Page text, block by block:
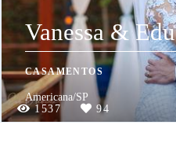
Vanessa & Edu
CASAMENTOS
Americana/SP
1537
94